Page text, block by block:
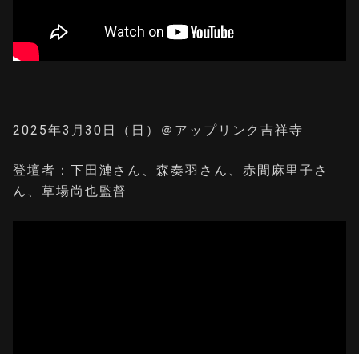
2025年3月30日（日）＠アップリンク吉祥寺
登壇者：下田漣さん、森奏羽さん、赤間麻里子さ
ん、草場尚也監督